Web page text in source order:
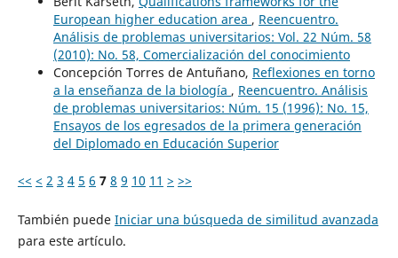
European higher education area , Reencuentro.
Análisis de problemas universitarios: Vol. 22 Núm. 58
(2010): No. 58, Comercialización del conocimiento
Concepción Torres de Antuñano, Reflexiones en torno
a la enseñanza de la biología , Reencuentro. Análisis
de problemas universitarios: Núm. 15 (1996): No. 15,
Ensayos de los egresados de la primera generación
del Diplomado en Educación Superior
<< < 2 3 4 5 6 7 8 9 10 11 > >>
También puede Iniciar una búsqueda de similitud avanzada
para este artículo.